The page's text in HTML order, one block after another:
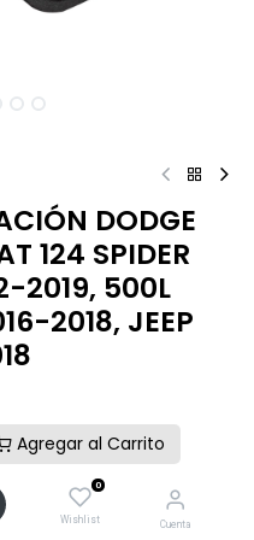
Agregar al Carrito
0
Wishlist Cuenta
DODGE
124 SPIDER
2019, 500L
2018, JEEP